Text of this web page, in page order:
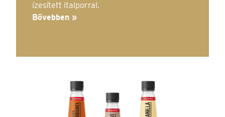
ízesített italporral.
Bővebben »